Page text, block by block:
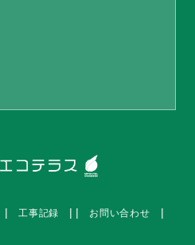
工事記録 お問い合わせ